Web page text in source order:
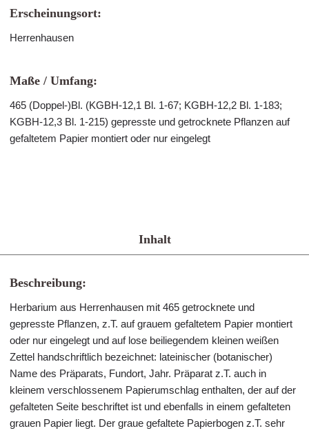
Erscheinungsort:
Herrenhausen
Maße / Umfang:
465 (Doppel-)Bl. (KGBH-12,1 Bl. 1-67; KGBH-12,2 Bl. 1-183;
KGBH-12,3 Bl. 1-215) gepresste und getrocknete Pflanzen auf
gefaltetem Papier montiert oder nur eingelegt
Inhalt
Beschreibung:
Herbarium aus Herrenhausen mit 465 getrocknete und
gepresste Pflanzen, z.T. auf grauem gefaltetem Papier montiert
oder nur eingelegt und auf lose beiliegendem kleinen weißen
Zettel handschriftlich bezeichnet: lateinischer (botanischer)
Name des Präparats, Fundort, Jahr. Präparat z.T. auch in
kleinem verschlossenem Papierumschlag enthalten, der auf der
gefalteten Seite beschriftet ist und ebenfalls in einem gefalteten
grauen Papier liegt. Der graue gefaltete Papierbogen z.T. sehr